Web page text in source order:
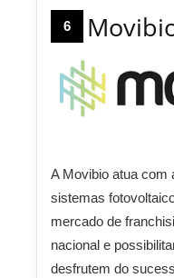
6
A Movibio atua com
sistemas
mercado de
nacional e
desfrutem do